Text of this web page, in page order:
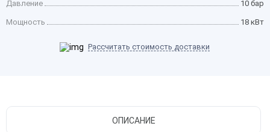
Давление 10 бар
Мощность 18 кВт
Рассчитать стоимость доставки
ОПИСАНИЕ